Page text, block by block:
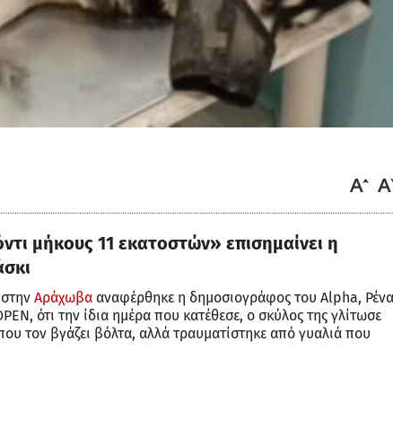
μήκους 11 εκατοστών» επισημαίνει η
Αράχωβα αναφέρθηκε η δημοσιογράφος του Alpha, Ρένα
ότι την ίδια ημέρα που κατέθεσε, ο σκύλος της γλίτωσε
τον βγάζει βόλτα, αλλά τραυματίστηκε από γυαλιά που